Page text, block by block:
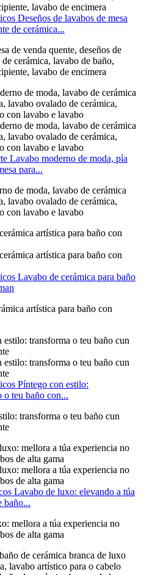
Deseños de lavabos de mesa
de cerámica...
de venda quente, deseños de
cerámica, lavabo de baño,
lavabo de encimera
Lavabo moderno de moda, pía
para...
de moda, lavabo de cerámica
lavabo ovalado de cerámica,
con lavabo e lavabo
Lavabo de cerámica para baño
artística para baño con
Píntego con estilo:
o teu baño con...
transforma o teu baño cun
Lavabo de luxo: elevando a túa
baño...
mellora a túa experiencia no
de alta gama